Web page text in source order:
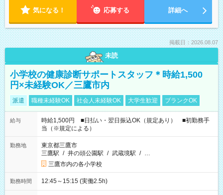
気になる！ 応募する 詳細へ
掲載日：2026.08.07
未読
小学校の健康診断サポートスタッフ＊時給1,500
円×未経験OK／三鷹市内
派遣 職種未経験OK 社会人未経験OK 大学生歓迎 ブランクOK
給与
時給1,500円 ■日払い・翌日振込OK（規定あり） ■初勤務手
当（※規定による）
勤務地
東京都三鷹市
三鷹駅 / 井の頭公園駅 / 武蔵境駅 / …
三鷹市内の各小学校
勤務時間 12:45～15:15 (実働2.5h)